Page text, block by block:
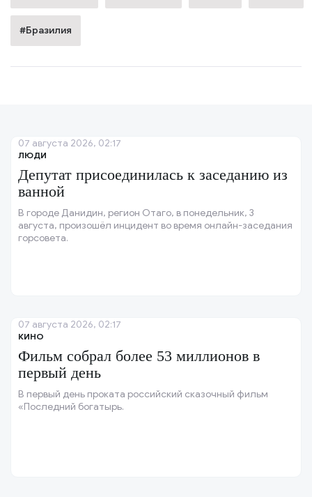
#Бразилия
ЛЮДИ
Депутат присоединилась к заседанию из
ванной
В городе Данидин, регион Отаго, в понедельник, 3
августа, произошёл инцидент во время онлайн-заседания
горсовета.
07 августа 2026, 02:17
КИНО
Фильм собрал более 53 миллионов в
первый день
В первый день проката российский сказочный фильм
«Последний богатырь.
07 августа 2026, 02:17